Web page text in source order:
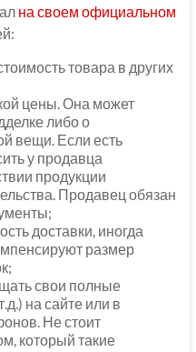
на своем официальном
товара в других
цены. Она может
либо о
вещи. Если есть
у продавца
продукции
Продавец обязан
доставки, иногда
размер
свои полные
на сайте или в
Не стоит
который такие